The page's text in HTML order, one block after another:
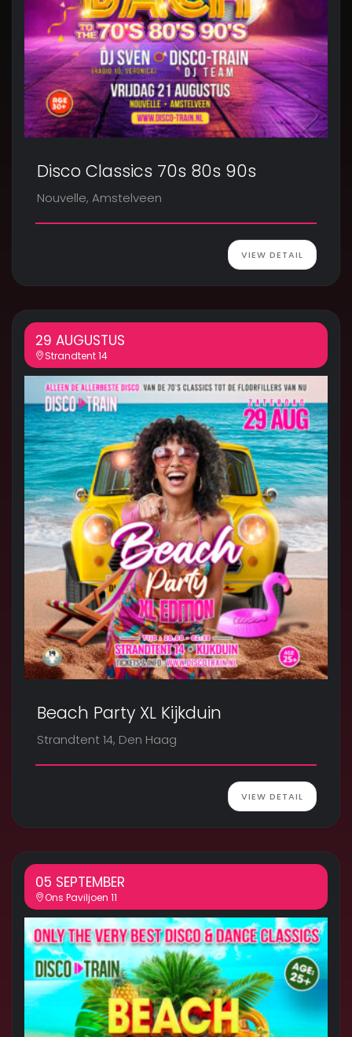
Disco Classics 70s 80s 90s
Nouvelle, Amstelveen
VIEW DETAIL
29 AUGUSTUS
Strandtent 14
Beach Party XL Kijkduin
Strandtent 14, Den Haag
VIEW DETAIL
05 SEPTEMBER
Ons Paviljoen 11